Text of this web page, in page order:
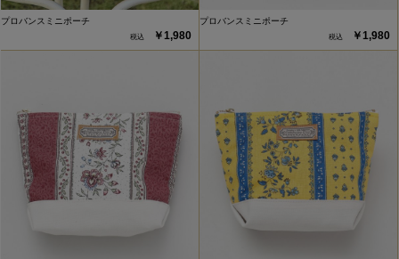
プロバンスミニポーチ
￥1,980
プロバンスミニポーチ
￥1,980